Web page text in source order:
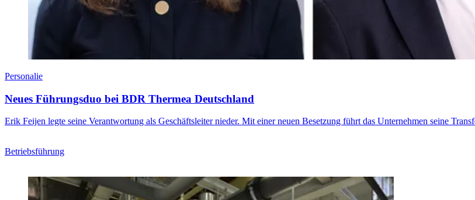
Personalie
Neues Führungsduo bei BDR Thermea Deutschland
Erik Feijen legte seine Verantwortung als Geschäftsleiter nieder. Mit einer neuen Besetzung führt das Unternehmen seine
Betriebsführung